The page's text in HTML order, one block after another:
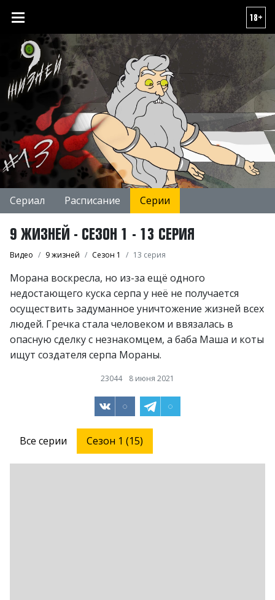
18+
Сериал Расписание Серии
9 ЖИЗНЕЙ - СЕЗОН 1 - 13 СЕРИЯ
Видео 9 жизней Сезон 1 13 серия
Морана воскресла, но из-за ещё одного
недостающего куска серпа у неё не получается
осуществить задуманное уничтожение жизней всех
людей. Гречка стала человеком и ввязалась в
опасную сделку с незнакомцем, а баба Маша и коты
ищут создателя серпа Мораны.
23044 8 июня 2021
Все серии Сезон 1 (15)